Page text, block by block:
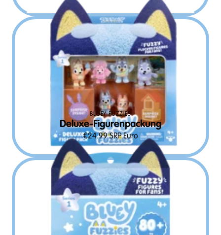
Deluxe-Figurenpackung
BLUEY FUZZIES
€24.99SRP Euro